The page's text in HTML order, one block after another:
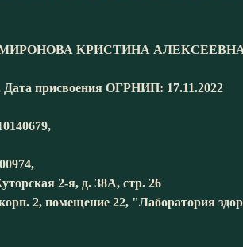
КРИСТИНА АЛЕКСЕЕВНА
присвоения ОГРНИП: 17.11.2022
2-я, д. 38А, стр. 26
2, помещение 22, "Лаборатория